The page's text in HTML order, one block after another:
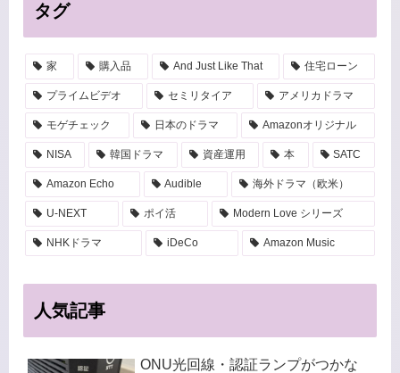
タグ
家 購入品 And Just Like That 住宅ローン
プライムビデオ セミリタイア アメリカドラマ
モゲチェック 日本のドラマ Amazonオリジナル
NISA 韓国ドラマ 資産運用 本 SATC
Amazon Echo Audible 海外ドラマ（欧米）
U-NEXT ポイ活 Modern Love シリーズ
NHKドラマ iDeCo Amazon Music
人気記事
ONU光回線・認証ランプがつかな